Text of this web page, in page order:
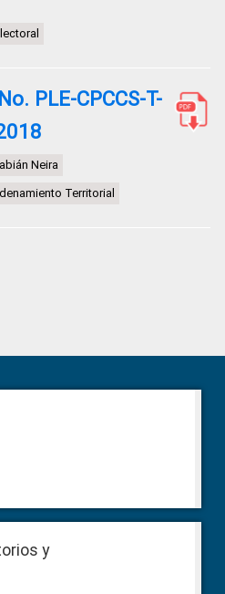
PLE-CPCCS-T-
Neira
Territorial
y